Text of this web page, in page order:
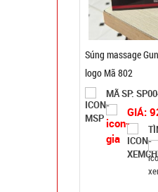
Quạt phun sương
Fan
MÃ SP:
GIÁ: